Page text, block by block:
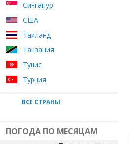
Сингапур
США
Таиланд
Танзания
Тунис
Турция
ВСЕ СТРАНЫ
ПОГОДА ПО МЕСЯЦАМ